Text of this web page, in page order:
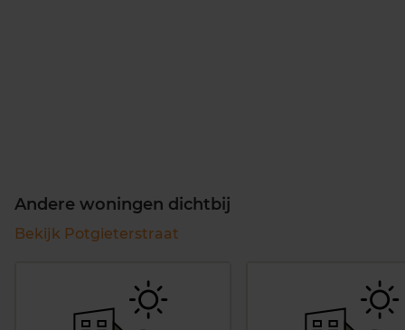
Andere woningen dichtbij
Bekijk Potgieterstraat